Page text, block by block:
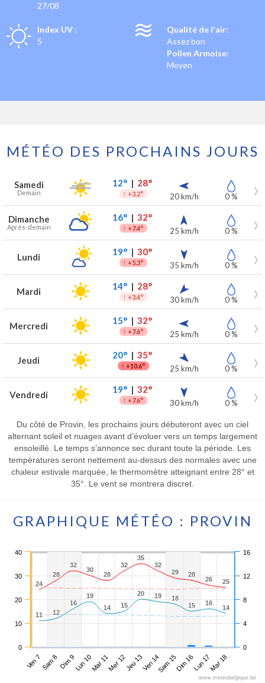
27/08
Index UV :
5
Qualité de l'air:
Assez bon
Pollen Armoise:
Moyen
MÉTÉO DES PROCHAINS JOURS
Prévisions météo à Provin pour les 7 prochains jours
Jour Météo Températures Vent Précipitations
Samedi
Demain
12°| 28°
↑ +3.2° 20 km/h 0 %
Dimanche
Après-demain
16°| 32°
↑ +7.4° 25 km/h 0 %
Lundi 19°| 30°
↑ +5.3° 35 km/h 0 %
Mardi 14°| 28°
↑ +3.4° 30 km/h 0 %
Mercredi 15°| 32°
↑ +7.6° 25 km/h 0 %
Jeudi 20°| 35°
↑ +10.6° 25 km/h 0 %
Vendredi 19°| 32°
↑ +7.6° 30 km/h 0 %
Du côté de Provin, les prochains jours débuteront avec un ciel
alternant soleil et nuages avant d’évoluer vers un temps largement
ensoleillé. Le temps s’annonce sec durant toute la période. Les
températures seront nettement au-dessus des normales avec une
chaleur estivale marquée, le thermomètre atteignant entre 28° et
35°. Le vent se montrera discret.
GRAPHIQUE MÉTÉO : PROVIN
24
24
28
28
32
32
30
30
28
28
32
32
35
35
32
32
29
29 28
28
26
26 25
25
11
11 12
12
16
16
19
19
14
14 15
15
20
20 19
19 18
18
15
15 16
16
14
14
Ven 7Sam 8Dim 9Lun 10Mar 11Mer 12Jeu 13Ven 14Sam 15Dim 16Lun 17Mar 18
0
10
20
30
40
0
4
8
12
16
www.meteobelgique.be